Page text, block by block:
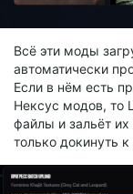
Всё эти моды
автоматически
Если в нём есть
Нексус модов, то
файлы и зальёт
только докинуть